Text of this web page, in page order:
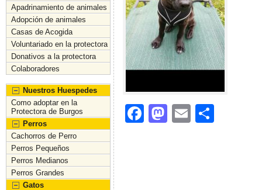
Apadrinamiento de animales
Adopción de animales
Casas de Acogida
Voluntariado en la protectora
Donativos a la protectora
Colaboradores
Nuestros Huespedes
Como adoptar en la
Protectora de Burgos
Perros
Cachorros de Perro
Perros Pequeños
Perros Medianos
Perros Grandes
Gatos
F
M
E